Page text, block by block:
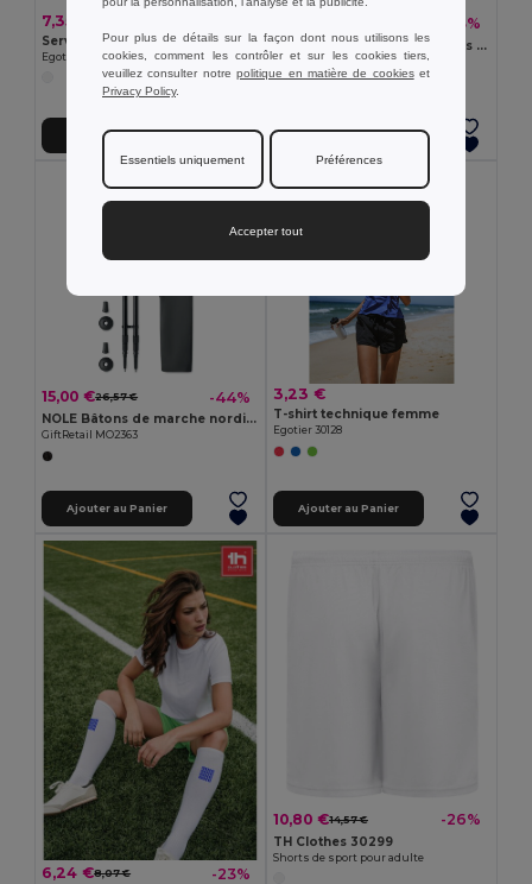
7,35 €
Serviette de sport en coton (380 g/m²)
Egotier 99963
Ajouter au Panier
-43%
DIAWARD Prix en cristal dans un coffret
GiftRetail MO2236
Ajouter au Panier
15,00 €26,57 € -44%
NOLE Bâtons de marche nordique
GiftRetail MO2363
Ajouter au Panier
3,23 €
T-shirt technique femme
Egotier 30128
Ajouter au Panier
6,24 €8,07 € -23%
10,80 €14,57 € -26%
TH Clothes 30299
Shorts de sport pour adulte
Pour plus de détails sur la façon dont nous utilisons les
cookies, comment les contrôler et sur les cookies tiers,
veuillez consulter notrepolitique en matière de cookieset
Privacy Policy.
Essentiels uniquement Préférences
Accepter tout